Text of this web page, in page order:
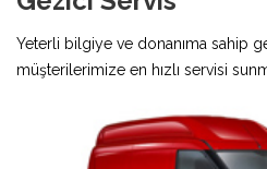
Yeterli bilgiye ve donanıma sahip
müşterilerimize en hızlı servisi